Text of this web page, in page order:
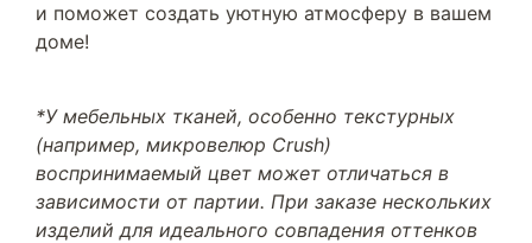
и поможет создать уютную атмосферу в вашем
доме!
*У мебельных тканей, особенно текстурных
(например, микровелюр Crush)
воспринимаемый цвет может отличаться в
зависимости от партии. При заказе нескольких
изделий для идеального совпадения оттенков